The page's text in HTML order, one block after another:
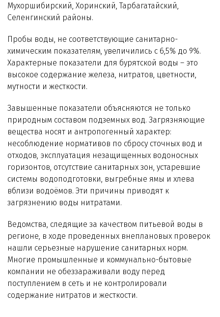
Мухоршибирский, Хоринский, Тарбагатайский,
Селенгинский районы.
Пробы воды, не соответствующие санитарно-
химическим показателям, увеличились с 6,5% до 9%.
Характерные показатели для бурятской воды – это
высокое содержание железа, нитратов, цветности,
мутности и жесткости.
Завышенные показатели объясняются не только
природным составом подземных вод. Загрязняющие
вещества носят и антропогенный характер:
несоблюдение нормативов по сбросу сточных вод и
отходов, эксплуатация незащищенных водоносных
горизонтов, отсутствие санитарных зон, устаревшие
системы водоподготовки, выгребные ямы и хлева
вблизи водоёмов. Эти причины приводят к
загрязнению воды нитратами.
Ведомства, следящие за качеством питьевой воды в
регионе, в ходе проведенных внеплановых проверок
нашли серьезные нарушение санитарных норм.
Многие промышленные и коммунально-бытовые
компании не обеззараживали воду перед
поступлением в сеть и не контролировали
содержание нитратов и жесткости.